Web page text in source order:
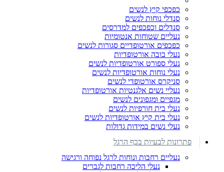
כפכפי קיץ לנשים
סנדלי נוחות לנשים
סנדלים וכפכפים למדרסים
נעליים שטוחות אנטומיות
כפכפים אורטופדיים סגורות לנשים
נעלי בובה אורטופדיות
נעלי ספורט אורטופדיות לנשים
נעלי נוחות אורטופדיות לנשים
סניקרס אורטופדי לנשים
נעליי נשים אלגנטיות אורטופדיות
מגפיים ומגפונים לנשים
נעלי בית חורפיות לנשים
נעלי בית קיץ אורטופדיות לנשים
נעלי נשים במידות גדולות
פתרונות לבעיות בכף הרגל
נעליים רחבות ונוחות לרגל נפוחה ורגישה
נעלי הליכה רחבות לגברים